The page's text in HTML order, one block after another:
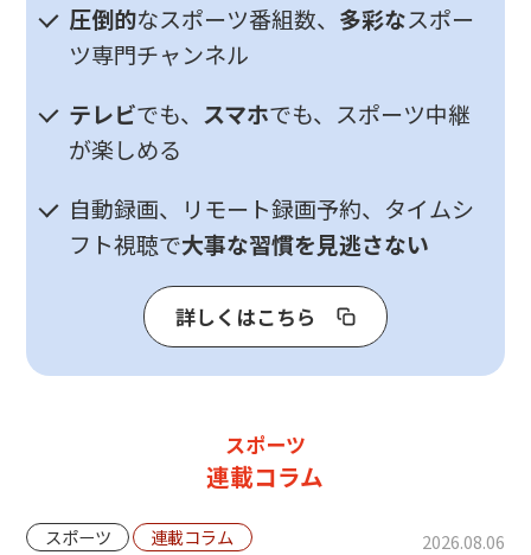
圧倒的なスポーツ番組数、 多彩なスポー
ツ専門チャンネル
テレビでも、 スマホでも、スポーツ中継
が楽しめる
自動録画、リモート録画予約、タイムシ
フト視聴で大事な習慣を見逃さない
詳しくはこちら
スポーツ
連載コラム
スポーツ 連載コラム 2026.08.06